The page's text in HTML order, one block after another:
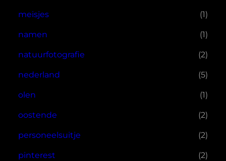
meisjes (1)
namen (1)
natuurfotografie (2)
nederland (5)
olen (1)
oostende (2)
personeelsuitje (2)
pinterest (2)